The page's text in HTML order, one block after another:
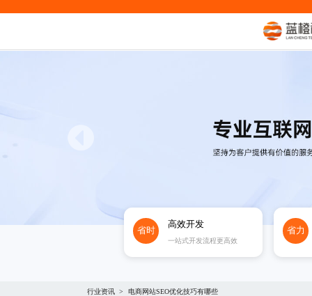
省时
高效开发
一站式开发流程更高效
省力
行业资讯 > 电商网站SEO优化技巧有哪些